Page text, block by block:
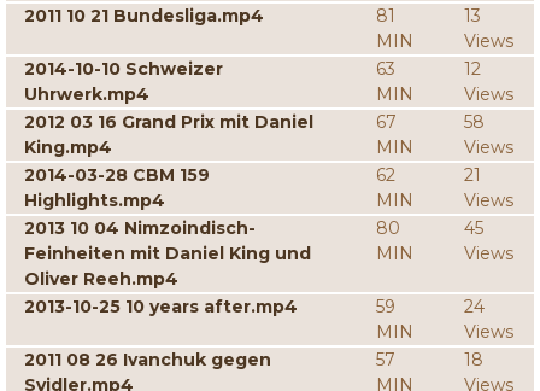
2011 10 21 Bundesliga.mp4
81
MIN
13
Views
2014-10-10 Schweizer
Uhrwerk.mp4
63
MIN
12
Views
2012 03 16 Grand Prix mit Daniel
King.mp4
67
MIN
58
Views
2014-03-28 CBM 159
Highlights.mp4
62
MIN
21
Views
2013 10 04 Nimzoindisch-
Feinheiten mit Daniel King und
Oliver Reeh.mp4
80
MIN
45
Views
2013-10-25 10 years after.mp4
59
MIN
24
Views
2011 08 26 Ivanchuk gegen
Svidler.mp4
57
MIN
18
Views